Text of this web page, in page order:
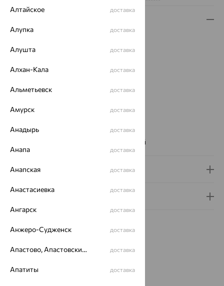
Вес:1.6 — 2.14
Цвет металла:
РОССИЯ
Вставка:
Вес металла:
Бесцветный
Доставка и оплата
Похожие изделия
Алтайское доставка
Алупка доставка
Алушта доставка
Алхан-Кала доставка
Альметьевск доставка
Амурск доставка
Анадырь доставка
Анапа доставка
Анапская доставка
Анастасиевка доставка
Ангарск доставка
Анжеро-Судженск доставка
Апастово, Апастовский район доставка
Апатиты доставка